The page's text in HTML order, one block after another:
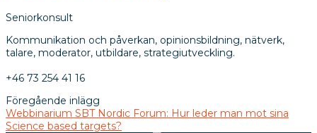
Seniorkonsult
Kommunikation och påverkan, opinionsbildning, nätverk,
talare, moderator, utbildare, strategiutveckling.
+46 73 254 41 16
Föregående inlägg
Webbinarium SBT Nordic Forum: Hur leder man mot sina
Science based targets?